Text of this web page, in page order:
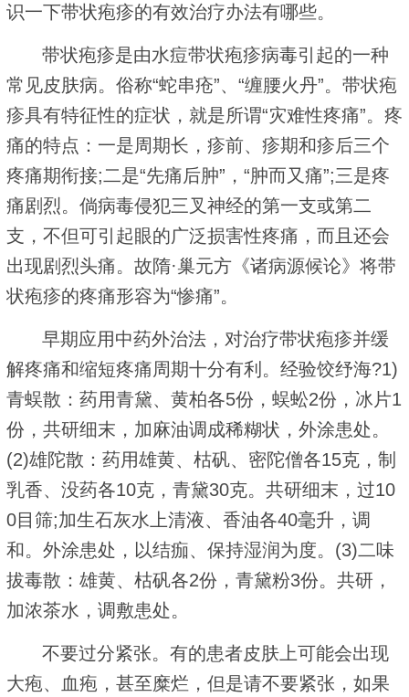
识一下带状疱疹的有效治疗办法有哪些。
带状疱疹是由水痘带状疱疹病毒引起的一种
常见皮肤病。俗称“蛇串疮”、“缠腰火丹”。带状疱
疹具有特征性的症状，就是所谓“灾难性疼痛”。疼
痛的特点：一是周期长，疹前、疹期和疹后三个
疼痛期衔接;二是“先痛后肿”，“肿而又痛”;三是疼
痛剧烈。倘病毒侵犯三叉神经的第一支或第二
支，不但可引起眼的广泛损害性疼痛，而且还会
出现剧烈头痛。故隋·巢元方《诸病源候论》将带
状疱疹的疼痛形容为“惨痛”。
早期应用中药外治法，对治疗带状疱疹并缓
解疼痛和缩短疼痛周期十分有利。经验饺纾海?1)
青蜈散：药用青黛、黄柏各5份，蜈蚣2份，冰片1
份，共研细末，加麻油调成稀糊状，外涂患处。
(2)雄陀散：药用雄黄、枯矾、密陀僧各15克，制
乳香、没药各10克，青黛30克。共研细末，过10
0目筛;加生石灰水上清液、香油各40毫升，调
和。外涂患处，以结痂、保持湿润为度。(3)二味
拔毒散：雄黄、枯矾各2份，青黛粉3份。共研，
加浓茶水，调敷患处。
不要过分紧张。有的患者皮肤上可能会出现
大疱、血疱，甚至糜烂，但是请不要紧张，如果